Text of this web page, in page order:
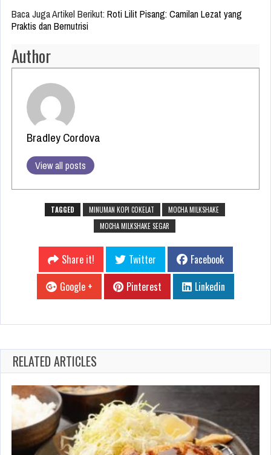
Baca Juga Artikel Berikut: Roti Lilit Pisang: Camilan Lezat yang
Praktis dan Bernutrisi
Author
Bradley Cordova
View all posts
TAGGED MINUMAN KOPI COKELAT
MOCHA MILKSHAKE
MOCHA MILKSHAKE SEGAR
Share it! Twitter
Facebook
Google +
Pinterest Linkedin
RELATED ARTICLES